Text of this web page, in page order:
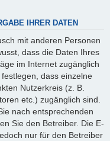
IHRER DATEN
mit anderen Personen
dass die Daten Ihres
im Internet zugänglich
dass einzelne
Nutzerkreis (z. B.
etc.) zugänglich sind.
nach entsprechenden
Sie den Betreiber. Die E-
nur für den Betreiber